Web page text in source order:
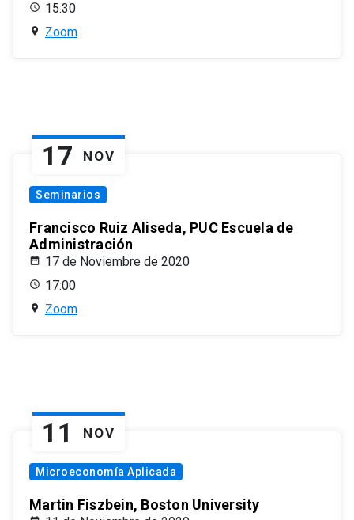
15:30
Zoom
17 NOV
Seminarios
Francisco Ruiz Aliseda, PUC Escuela de
Administración
17 de Noviembre de 2020
17:00
Zoom
11 NOV
Microeconomía Aplicada
Martin Fiszbein, Boston University